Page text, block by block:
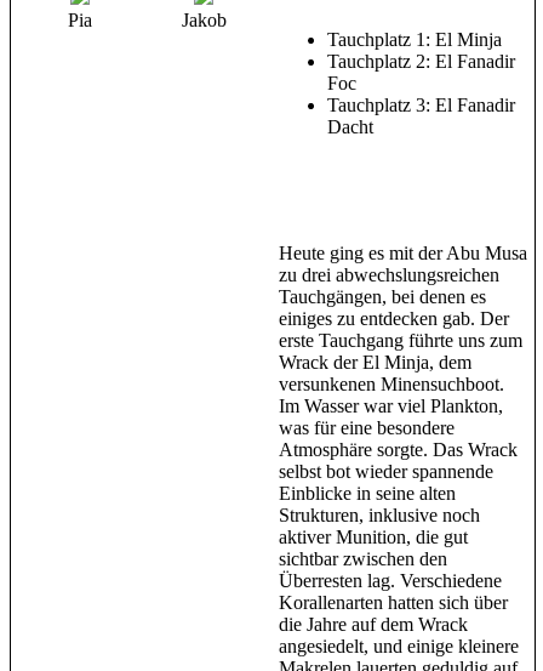
Pia Jakob
Tauchplatz 1: El Minja
Tauchplatz 2: El Fanadir
Foc
Tauchplatz 3: El Fanadir
Dacht
Heute ging es mit der Abu Musa
zu drei abwechslungsreichen
Tauchgängen, bei denen es
einiges zu entdecken gab. Der
erste Tauchgang führte uns zum
Wrack der El Minja, dem
versunkenen Minensuchboot.
Im Wasser war viel Plankton,
was für eine besondere
Atmosphäre sorgte. Das Wrack
selbst bot wieder spannende
Einblicke in seine alten
Strukturen, inklusive noch
aktiver Munition, die gut
sichtbar zwischen den
Überresten lag. Verschiedene
Korallenarten hatten sich über
die Jahre auf dem Wrack
angesiedelt, und einige kleinere